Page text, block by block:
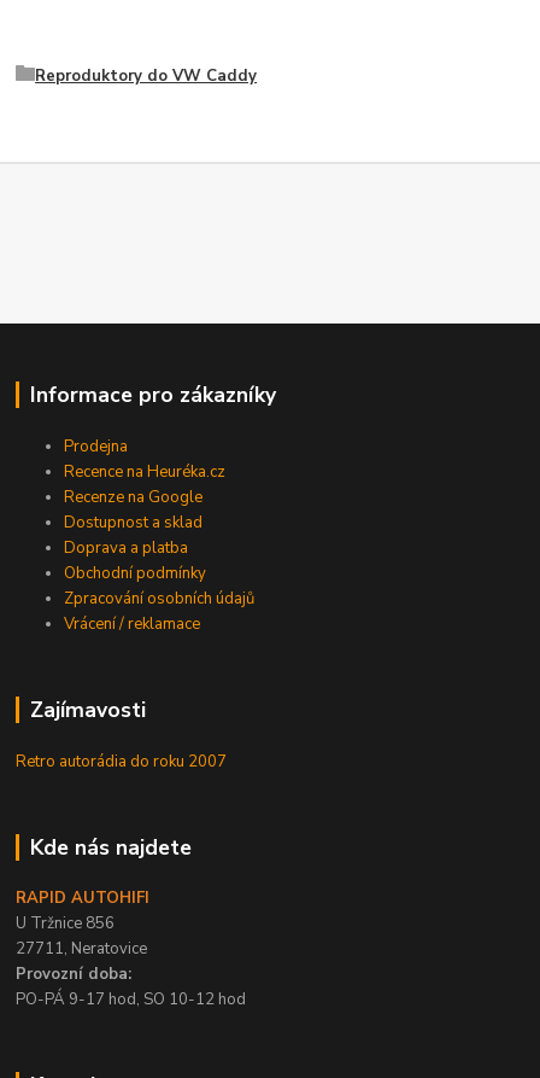
Reproduktory do VW Caddy
Informace pro zákazníky
Prodejna
Recence na Heuréka.cz
Recenze na Google
Dostupnost a sklad
Doprava a platba
Obchodní podmínky
Zpracování osobních údajů
Vrácení / reklamace
Zajímavosti
Retro autorádia do roku 2007
Kde nás najdete
RAPID AUTOHIFI
U Tržnice 856
27711, Neratovice
Provozní doba:
PO-PÁ 9-17 hod, SO 10-12 hod